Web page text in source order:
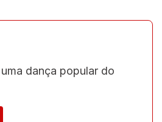
dança popular do